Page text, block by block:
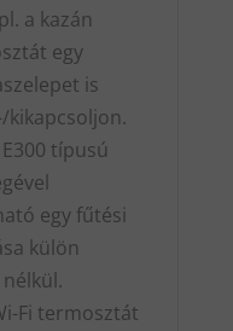
a kazán
egy
is
kikapcsoljon.
típusú
egy fűtési
külön
Fi termosztát